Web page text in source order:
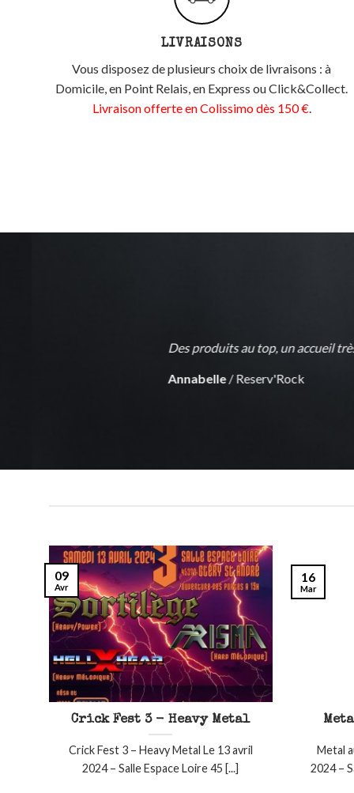
LIVRAISONS
Vous disposez de plusieurs choix de livraisons : à
Domicile, en Point Relais, en Express ou Click&Collect.
Livraison offerte en Colissimo dès 150 €.
Des produits au top, un accueil très
Annabelle/Reserv'Rock
Crick Fest 3 - Heavy Metal
Crick Fest 3 – Heavy Metal Le 13 avril
2024 – Salle Espace Loire 45 [...]
09
Avr
Metal
2024 –
16
Mar